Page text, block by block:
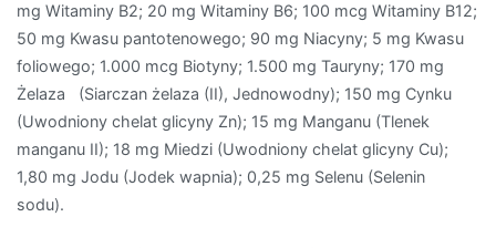
mg Witaminy B2; 20 mg Witaminy B6; 100 mcg Witaminy B12;
50 mg Kwasu pantotenowego; 90 mg Niacyny; 5 mg Kwasu
foliowego; 1.000 mcg Biotyny; 1.500 mg Tauryny; 170 mg
Żelaza (Siarczan żelaza (II), Jednowodny); 150 mg Cynku
(Uwodniony chelat glicyny Zn); 15 mg Manganu (Tlenek
manganu II); 18 mg Miedzi (Uwodniony chelat glicyny Cu);
1,80 mg Jodu (Jodek wapnia); 0,25 mg Selenu (Selenin
sodu).